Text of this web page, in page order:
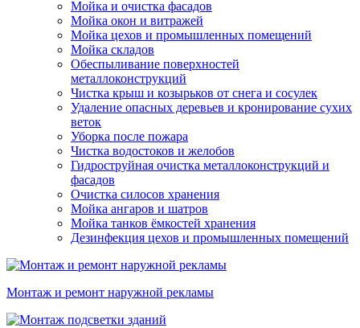
Мойка и очистка фасадов
Мойка окон и витражей
Мойка цехов и промышленных помещений
Мойка складов
Обеспыливание поверхностей
металлоконструкций
Чистка крыш и козырьков от снега и сосулек
Удаление опасных деревьев и кронирование сухих
веток
Уборка после пожара
Чистка водостоков и желобов
Гидроструйная очистка металлоконструкций и
фасадов
Очистка силосов хранения
Мойка ангаров и шатров
Мойка танков ёмкостей хранения
Дезинфекция цехов и промышленных помещений
Монтаж и ремонт наружной рекламы